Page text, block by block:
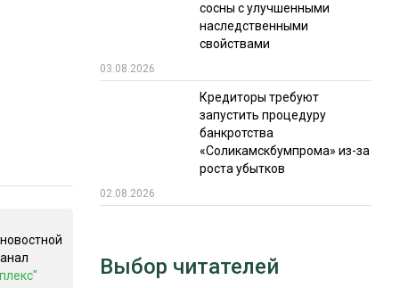
сосны с улучшенными
наследственными
свойствами
03.08.2026
Кредиторы требуют
запустить процедуру
банкротства
«Соликамскбумпрома» из-за
роста убытков
02.08.2026
Выбор читателей